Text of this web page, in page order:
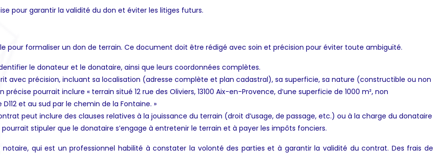
pour garantir la validité du don et éviter les litiges futurs.
pour formaliser un don de terrain. Ce document doit être rédigé avec soin et précision pour éviter toute ambiguïté.
le donateur et le donataire, ainsi que leurs coordonnées complètes.
avec précision, incluant sa localisation (adresse complète et plan cadastral), sa superficie, sa nature (constructible ou non
pourrait inclure « terrain situé 12 rue des Oliviers, 13100 Aix-en-Provence, d’une superficie de 1000 m², non
et au sud par le chemin de la Fontaine. »
peut inclure des clauses relatives à la jouissance du terrain (droit d’usage, de passage, etc.) ou à la charge du donataire
stipuler que le donataire s’engage à entretenir le terrain et à payer les impôts fonciers.
qui est un professionnel habilité à constater la volonté des parties et à garantir la validité du contrat. Des frais de